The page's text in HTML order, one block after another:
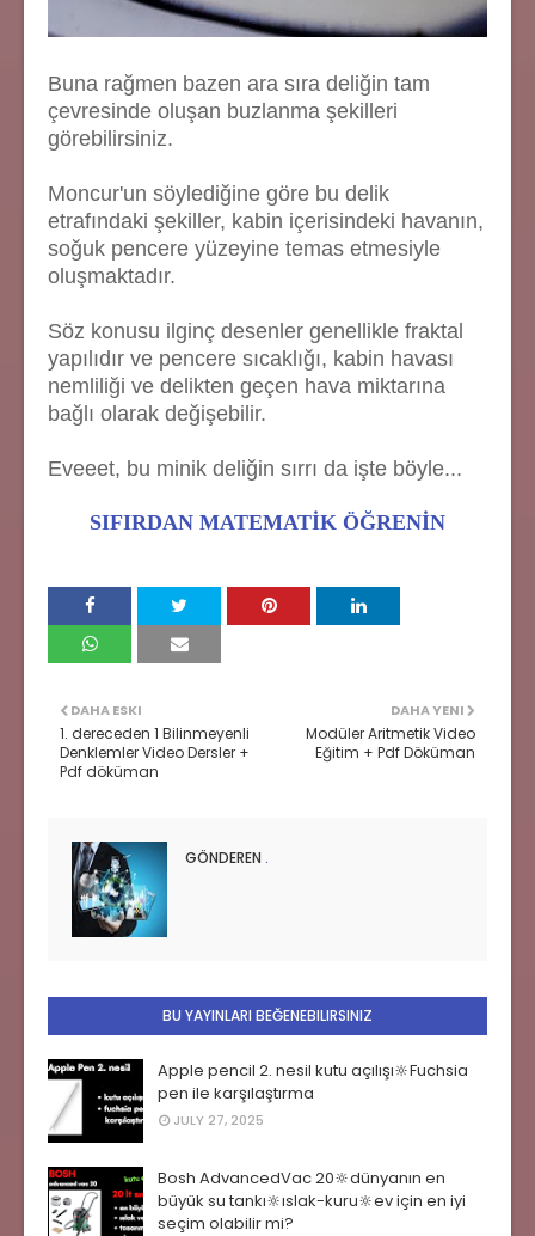
Buna rağmen bazen ara sıra deliğin tam
çevresinde oluşan buzlanma şekilleri
görebilirsiniz.
Moncur'un söylediğine göre bu delik
etrafındaki şekiller, kabin içerisindeki havanın,
soğuk pencere yüzeyine temas etmesiyle
oluşmaktadır.
Söz konusu ilginç desenler genellikle fraktal
yapılıdır ve pencere sıcaklığı, kabin havası
nemliliği ve delikten geçen hava miktarına
bağlı olarak değişebilir.
Eveeet, bu minik deliğin sırrı da işte böyle...
SIFIRDAN MATEMATİK ÖĞRENİN
DAHA YENI
Modüler Aritmetik Video
Eğitim + Pdf Döküman
DAHA ESKI
1. dereceden 1 Bilinmeyenli
Denklemler Video Dersler +
Pdf döküman
GÖNDEREN .
BU YAYINLARI BEĞENEBILIRSINIZ
Apple pencil 2. nesil kutu açılışı🔆Fuchsia
pen ile karşılaştırma
JULY 27, 2025
Bosh AdvancedVac 20🔆dünyanın en
büyük su tankı🔆ıslak-kuru🔆ev için en iyi
seçim olabilir mi?